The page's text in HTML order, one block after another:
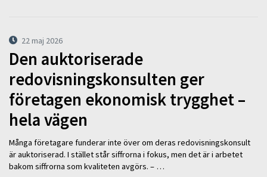
22 maj 2026
Den auktoriserade
redovisningskonsulten ger
företagen ekonomisk trygghet –
hela vägen
Många företagare funderar inte över om deras redovisningskonsult
är auktoriserad. I stället står siffrorna i fokus, men det är i arbetet
bakom siffrorna som kvaliteten avgörs. – …